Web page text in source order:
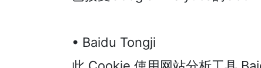
• Baidu Tongji